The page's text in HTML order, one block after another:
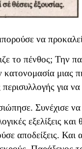
να
το πένθος; Την
μιας
για να
Συνέχισε να
εξελίξεις
αποδείξεις.